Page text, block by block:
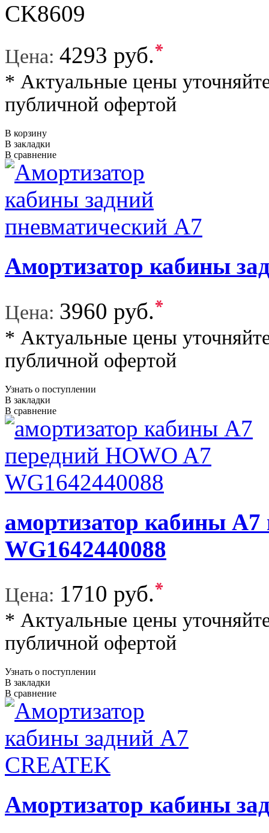
CK8609
Цена: 4293 руб.*
* Актуальные цены
публичной офертой
В корзину
В закладки
В сравнение
Амортизатор кабины
Цена: 3960 руб.*
* Актуальные цены
публичной офертой
Узнать о поступлении
В закладки
В сравнение
амортизатор кабины
WG1642440088
Цена: 1710 руб.*
* Актуальные цены
публичной офертой
Узнать о поступлении
В закладки
В сравнение
Амортизатор кабины